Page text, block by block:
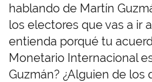
hablando de Martín
los electores que vas a ir
entienda porqué tu
Monetario Internacional
Guzmán? ¿Alguien de los